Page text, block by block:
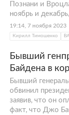
23 января
заявлениеоб
его
Познани и
ноябрь и
19:14, 7 ноября 2023
Кирилл Тимошенко
Бывший
Байдена в
Бывший
обвинил
заявив, что он
факт, что Джо